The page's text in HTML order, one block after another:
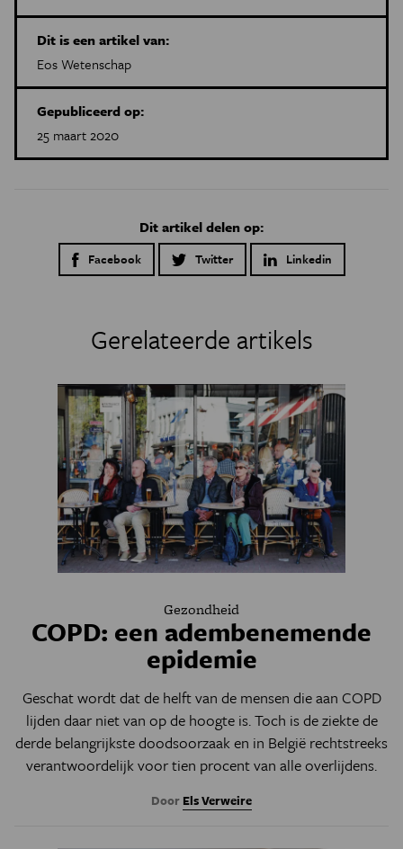
Dit is een artikel van:
Eos Wetenschap
Gepubliceerd op:
25 maart 2020
Dit artikel delen op:
Facebook Twitter Linkedin
Gerelateerde artikels
Gezondheid
COPD: een adembenemende
epidemie
Geschat wordt dat de helft van de mensen die aan COPD
lijden daar niet van op de hoogte is. Toch is de ziekte de
derde belangrijkste doodsoorzaak en in België rechtstreeks
verantwoordelijk voor tien procent van alle overlijdens.
Door Els Verweire